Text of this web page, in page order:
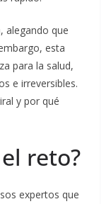
alegando que
esta
para la salud,
e irreversibles.
y por qué
reto?
expertos que